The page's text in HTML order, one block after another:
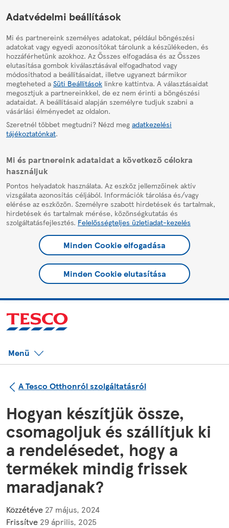
HelpPage
Adatvédelmi beállítások
Mi és partnereink személyes adatokat, például böngészési
adatokat vagy egyedi azonosítókat tárolunk a készülékeden, és
hozzáférhetünk azokhoz. Az Összes elfogadása és az Összes
elutasítása gombok kiválasztásával elfogadhatod vagy
módosíthatod a beállításaidat, illetve ugyanezt bármikor
megteheted a Süti Beállítások linkre kattintva. A választásaidat
megosztjuk a partnereinkkel, de ez nem érinti a böngészési
adataidat. A beállításaid alapján személyre tudjuk szabni a
vásárlási élményedet az oldalon.
Szeretnél többet megtudni? Nézd meg adatkezelési
tájékoztatónkat.
Mi és partnereink adataidat a következő célokra
használjuk
Pontos helyadatok használata. Az eszköz jellemzőinek aktív
vizsgálata azonosítás céljából. Információk tárolása és/vagy
elérése az eszközön. Személyre szabott hirdetések és tartalmak,
hirdetések és tartalmak mérése, közönségkutatás és
szolgáltatásfejlesztés. Felelősségteljes üzletiadat-kezelés
Minden Cookie elfogadása
Minden Cookie elutasítása
Menü
A Tesco Otthonról szolgáltatásról
Hogyan készítjük össze,
csomagoljuk és szállítjuk ki
a rendelésedet, hogy a
termékek mindig frissek
maradjanak?
Közzétéve 27 május, 2024
Frissítve 29 április, 2025